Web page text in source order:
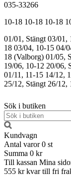
035-33266
10-18 10-18 10-18
01/01, Stängt 03/01,
18 03/04, 10-15 04/
18 (Valborg) 01/05,
19/06, 10-12 20/06,
01/11, 11-15 14/12,
25/12, Stängt 26/12,
Sök i butiken
Kundvagn
Antal varor 0 st
Summa 0 kr
Till kassan Mina
555 kr kvar till fri